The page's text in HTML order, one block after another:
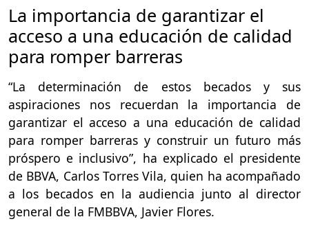
La importancia de garantizar el
acceso a una educación de calidad
para romper barreras
“La determinación de estos becados y sus
aspiraciones nos recuerdan la importancia de
garantizar el acceso a una educación de calidad
para romper barreras y construir un futuro más
próspero e inclusivo”, ha explicado el presidente
de BBVA, Carlos Torres Vila, quien ha acompañado
a los becados en la audiencia junto al director
general de la FMBBVA, Javier Flores.